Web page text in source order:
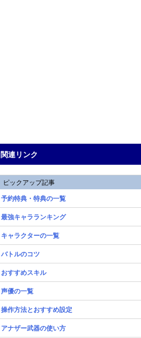
関連リンク
ピックアップ記事
予約特典・特典の一覧
最強キャラランキング
キャラクターの一覧
バトルのコツ
おすすめスキル
声優の一覧
操作方法とおすすめ設定
アナザー武器の使い方